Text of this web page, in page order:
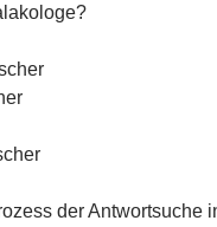
der Antwortsuche